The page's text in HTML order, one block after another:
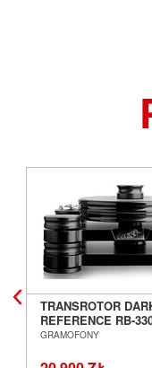
TRANSROTOR
REFERENCE RB-
GRAMOFON
GRAMOFONY